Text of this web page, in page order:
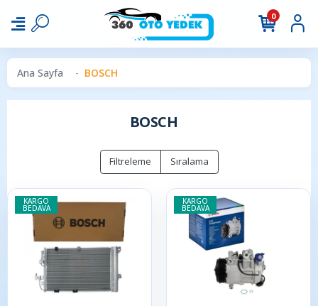
0
Ana Sayfa BOSCH
BOSCH
Filtreleme Sıralama
KARGO
BEDAVA
KARGO
BEDAVA